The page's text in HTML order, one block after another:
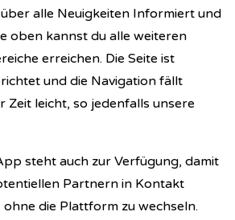
alle Neuigkeiten Informiert und
oben kannst du alle weiteren
erreichen. Die Seite ist
und die Navigation fällt
Zeit leicht, so jedenfalls unsere
steht auch zur Verfügung, damit
Partnern in Kontakt
die Plattform zu wechseln.